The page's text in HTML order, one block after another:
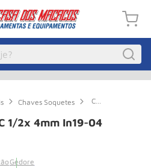
Chaves Soquetes
Chave
Allen
C
1/2x 4mm In19-04
Gedore